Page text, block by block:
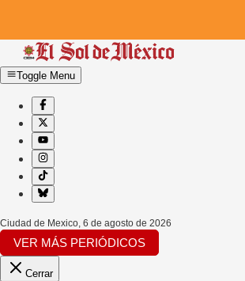
Toggle Menu
Ciudad de Mexico, 6 de agosto de 2026
VER MÁS PERIÓDICOS
Cerrar